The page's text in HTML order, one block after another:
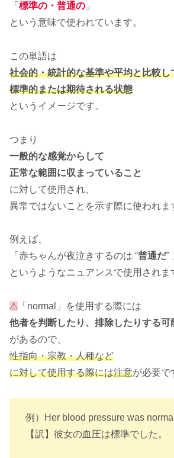
「 標準の・普通の 」
という意味で使われています。
この単語は
社会的・統計的な基準や平均と比較し
標準的または期待される状態
というイメージです。
つまり
一般的な感覚からして
正常な範囲に収まっていること
に対して使用され、
異常ではないことを示す際に使われま
例えば、
「赤ちゃんが夜泣きするのは “普通だ”
というようなニュアンスで使用されま
⚠ 「normal」を使用する際には
他者を判断したり、排除したりする可
があるので、
性指向・宗教・人種など
に対して使用する際には注意が必要で
例）Her blood pressure was
【訳】彼女の血圧は標準でした。